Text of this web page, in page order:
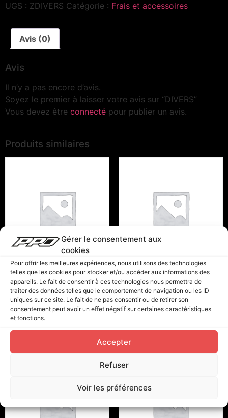
Gérer le consentement aux
cookies
Pour offrir les meilleures expériences, nous utilisons des technologies
telles que les cookies pour stocker et/ou accéder aux informations des
appareils. Le fait de consentir à ces technologies nous permettra de
traiter des données telles que le comportement de navigation ou les ID
uniques sur ce site. Le fait de ne pas consentir ou de retirer son
consentement peut avoir un effet négatif sur certaines caractéristiques
et fonctions.
Accepter
Refuser
Voir les préférences
UGS : ZDIVERS Catégorie : Frais et accessoires
Avis (0)
Avis
Il n’y a pas encore d’avis.
Soyez le premier à laisser votre avis sur “DIVERS”
Vous devez être connecté pour publier un avis.
Produits similaires
FRAIS
0.00€
Ajouter au panier
ESCOMPTE
0.00€